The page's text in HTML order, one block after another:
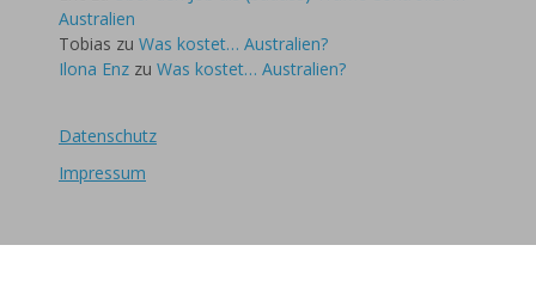
Australien
Tobias zu Was kostet… Australien?
Ilona Enz zu Was kostet… Australien?
Datenschutz
Impressum